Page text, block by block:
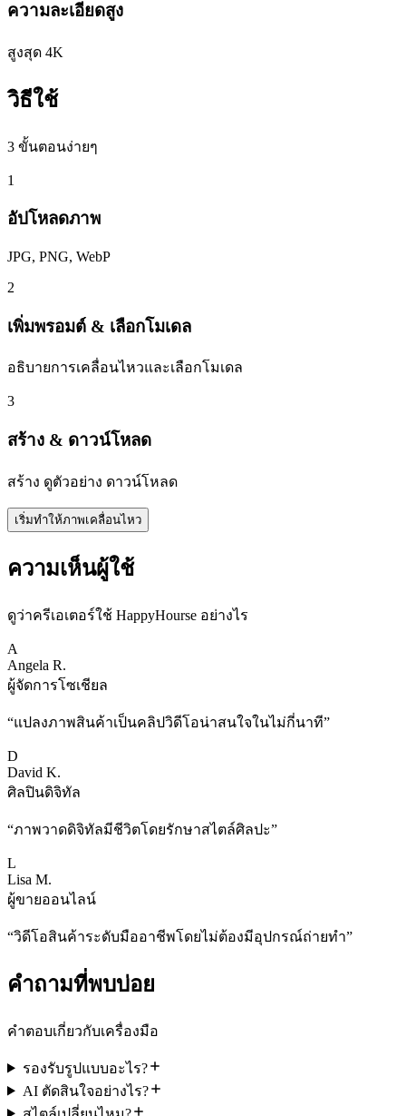
ความละเอียดสูง
สูงสุด 4K
วิธีใช้
3 ขั้นตอนง่ายๆ
1
อัปโหลดภาพ
JPG, PNG, WebP
2
เพิ่มพรอมต์ & เลือกโมเดล
อธิบายการเคลื่อนไหวและเลือกโมเดล
3
สร้าง & ดาวน์โหลด
สร้าง ดูตัวอย่าง ดาวน์โหลด
เริ่มทำให้ภาพเคลื่อนไหว
ความเห็นผู้ใช้
ดูว่าครีเอเตอร์ใช้ HappyHourse อย่างไร
A
Angela R.
ผู้จัดการโซเชียล
“แปลงภาพสินค้าเป็นคลิปวิดีโอน่าสนใจในไม่กี่นาที”
D
David K.
ศิลปินดิจิทัล
“ภาพวาดดิจิทัลมีชีวิตโดยรักษาสไตล์ศิลปะ”
L
Lisa M.
ผู้ขายออนไลน์
“วิดีโอสินค้าระดับมืออาชีพโดยไม่ต้องมีอุปกรณ์ถ่ายทำ”
คำถามที่พบบ่อย
คำตอบเกี่ยวกับเครื่องมือ
รองรับรูปแบบอะไร?
AI ตัดสินใจอย่างไร?